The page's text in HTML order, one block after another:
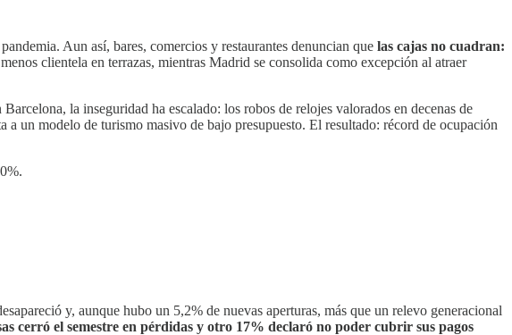
Aun así, bares, comercios y restaurantes denuncian que las cajas no cuadran:
clientela en terrazas, mientras Madrid se consolida como excepción al atraer
Barcelona, la inseguridad ha escalado: los robos de relojes valorados en decenas de
a un modelo de turismo masivo de bajo presupuesto. El resultado: récord de ocupación
y, aunque hubo un 5,2% de nuevas aperturas, más que un relevo generacional
cerró el semestre en pérdidas y otro 17% declaró no poder cubrir sus pagos